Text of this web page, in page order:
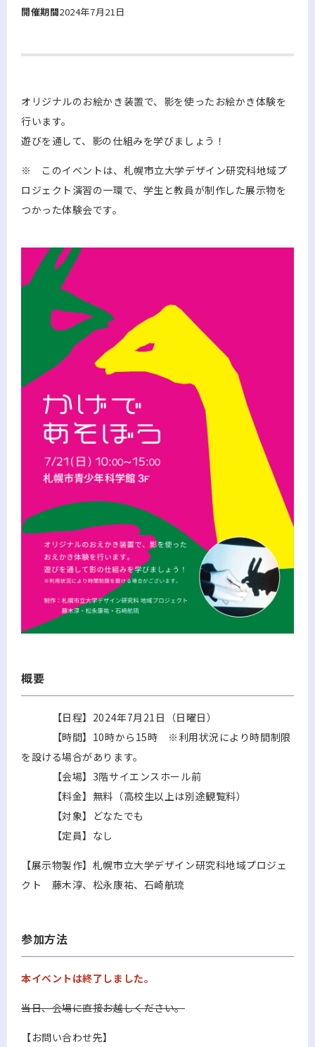
開催期間2024年7月21日
オリジナルのお絵かき装置で、影を使ったお絵かき体験を
行います。
遊びを通して、影の仕組みを学びましょう！
※ このイベントは、札幌市立大学デザイン研究科地域プ
ロジェクト演習の一環で、学生と教員が制作した展示物を
つかった体験会です。
概要
【日程】2024年7月21日（日曜日）
【時間】10時から15時 ※利用状況により時間制限
を設ける場合があります。
【会場】3階サイエンスホール前
【料金】無料（高校生以上は別途観覧料）
【対象】どなたでも
【定員】なし
【展示物製作】札幌市立大学デザイン研究科地域プロジェ
クト 藤木淳、松永康祐、石崎航琉
参加方法
本イベントは終了しました。
当日、会場に直接お越しください。
【お問い合わせ先】